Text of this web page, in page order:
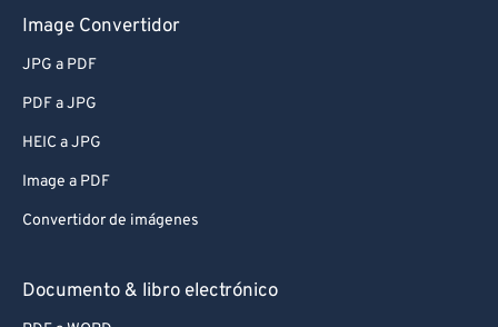
Image Convertidor
JPG a PDF
PDF a JPG
HEIC a JPG
Image a PDF
Convertidor de imágenes
Documento & libro electrónico